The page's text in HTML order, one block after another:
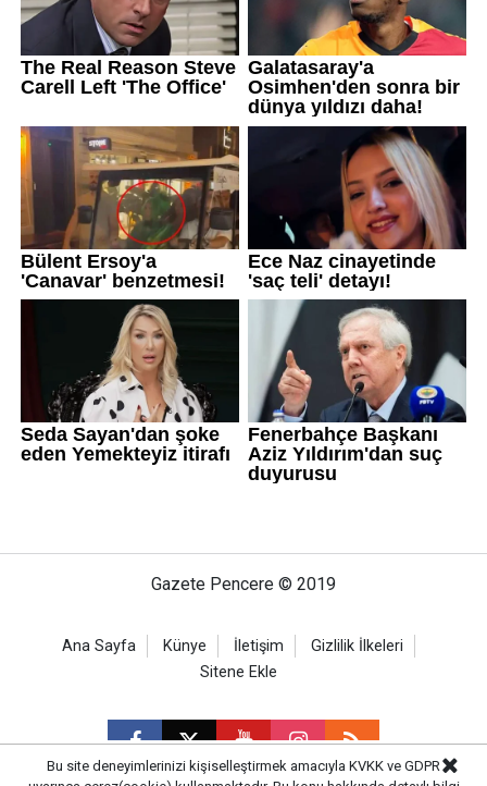
Gazete Pencere © 2019
Ana Sayfa Künye İletişim
Gizlilik İlkeleri
Sitene Ekle
Bu site deneyimlerinizi kişiselleştirmek amacıyla KVKK ve GDPR